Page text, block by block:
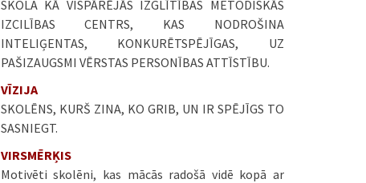
SKOLA KĀ VISPĀRĒJĀS IZGLĪTĪBAS METODISKĀS
IZCILĪBAS CENTRS, KAS NODROŠINA
INTELIĢENTAS, KONKURĒTSPĒJĪGAS, UZ
PAŠIZAUGSMI VĒRSTAS PERSONĪBAS ATTĪSTĪBU.
VĪZIJA
SKOLĒNS, KURŠ ZINA, KO GRIB, UN IR SPĒJĪGS TO
SASNIEGT.
VIRSMĒRĶIS
Motivēti skolēni, kas mācās radošā vidē kopā ar